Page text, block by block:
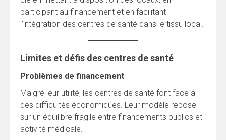
participant au financement et en facilitant
l’intégration des centres de santé dans le tissu local.
Limites et défis des centres de santé
Problèmes de financement
Malgré leur utilité, les centres de santé font face à
des difficultés économiques. Leur modèle repose
sur un équilibre fragile entre financements publics et
activité médicale.